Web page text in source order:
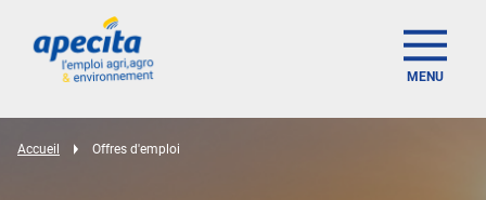
MENU
Accueil Offres d'emploi